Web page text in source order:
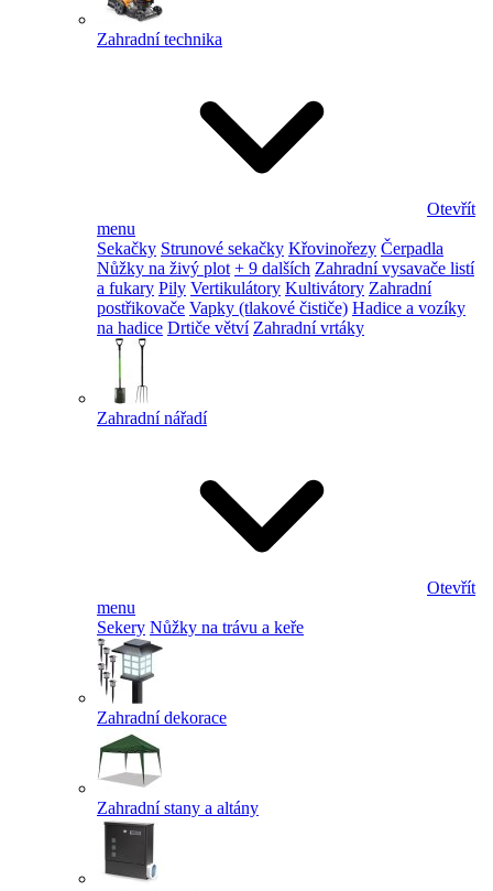
Zahradní technika
Otevřít
menu
Sekačky Strunové sekačky Křovinořezy Čerpadla
Nůžky na živý plot + 9 dalších Zahradní vysavače listí
a fukary Pily Vertikulátory Kultivátory Zahradní
postřikovače Vapky (tlakové čističe) Hadice a vozíky
na hadice Drtiče větví Zahradní vrtáky
Zahradní nářadí
Otevřít
menu
Sekery Nůžky na trávu a keře
Zahradní dekorace
Zahradní stany a altány